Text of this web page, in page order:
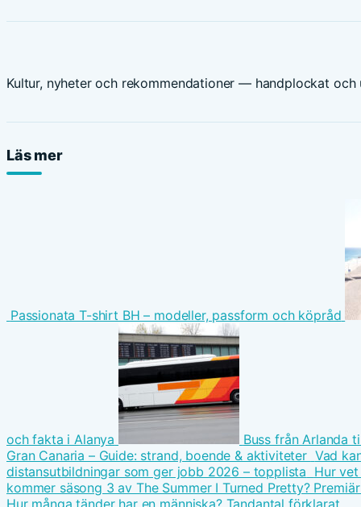
Kultur, nyheter och rekommendationer — handplockat
Läs mer
Passionata T-shirt BH – modeller, passform och köpråd
och fakta i Alanya
Buss från Arlanda
Gran Canaria – Guide: strand, boende & aktiviteter Vad
distansutbildningar som ger jobb 2026 – topplista Hur
kommer säsong 3 av The Summer I Turned Pretty?
Hur många tänder har en människa? Tandantal förklarat